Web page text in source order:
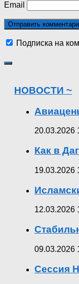
Email
Подписка на
НОВОСТИ ~
20.03.2026
Как в
19.03.2026
12.03.2026
09.03.2026
Сессия